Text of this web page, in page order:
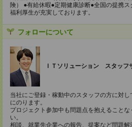
険） ●有給休暇●定期健康診断●全国の提携ス
福利厚生が充実しております。
フォローについて
ＩＴソリューション スタッフ
当社にご登録・稼動中のスタッフの方に対
にのります。
プロジェクト参加中も問題点を抱えること
い。
相談、就業先企業への報告、提案など問題